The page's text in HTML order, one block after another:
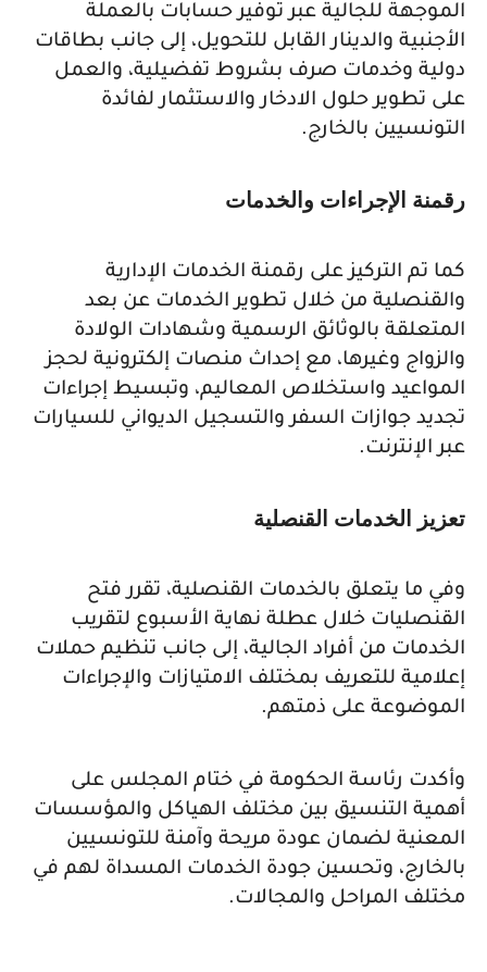
الموجهة للجالية عبر توفير حسابات بالعملة
الأجنبية والدينار القابل للتحويل، إلى جانب بطاقات
دولية وخدمات صرف بشروط تفضيلية، والعمل
على تطوير حلول الادخار والاستثمار لفائدة
التونسيين بالخارج.
رقمنة الإجراءات والخدمات
كما تم التركيز على رقمنة الخدمات الإدارية
والقنصلية من خلال تطوير الخدمات عن بعد
المتعلقة بالوثائق الرسمية وشهادات الولادة
والزواج وغيرها، مع إحداث منصات إلكترونية لحجز
المواعيد واستخلاص المعاليم، وتبسيط إجراءات
تجديد جوازات السفر والتسجيل الديواني للسيارات
عبر الإنترنت.
تعزيز الخدمات القنصلية
وفي ما يتعلق بالخدمات القنصلية، تقرر فتح
القنصليات خلال عطلة نهاية الأسبوع لتقريب
الخدمات من أفراد الجالية، إلى جانب تنظيم حملات
إعلامية للتعريف بمختلف الامتيازات والإجراءات
الموضوعة على ذمتهم.
وأكدت رئاسة الحكومة في ختام المجلس على
أهمية التنسيق بين مختلف الهياكل والمؤسسات
المعنية لضمان عودة مريحة وآمنة للتونسيين
بالخارج، وتحسين جودة الخدمات المسداة لهم في
مختلف المراحل والمجالات.